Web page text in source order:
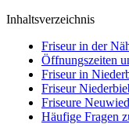
Inhaltsverzeichnis
Friseur in der
Öffnungszeiten
Friseur in
Friseur
Friseure
Häufige Fragen